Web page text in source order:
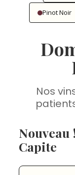
Pinot Noir
Nos
Nouveau
Capite